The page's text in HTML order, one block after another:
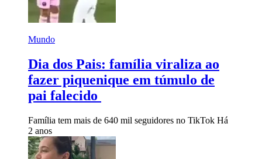
Mundo
Dia dos Pais: família viraliza ao
fazer piquenique em túmulo de
pai falecido
Família tem mais de 640 mil seguidores no TikTok Há
2 anos